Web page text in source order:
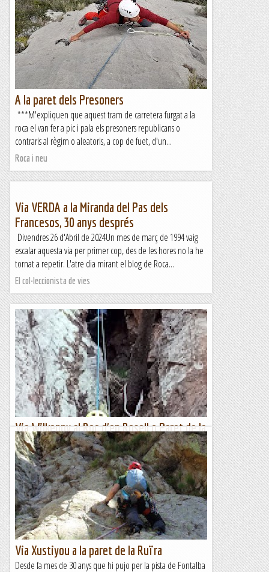
***Sort que els pioners del lloc just penjaven al cintu uns
tascons, claus i falques, i algun que altre friend. Segur que
amb els artefactes d'ara la cosa encara, si cap,...
Roca i neu
A la paret dels Presoners
***M'expliquen que aquest tram de carretera furgat a la
roca el van fer a pic i pala els presoners republicans o
contraris al règim o aleatoris, a cop de fuet, d'un...
Roca i neu
Via VERDA a la Miranda del Pas dels
Francesos, 30 anys després
Divendres 26 d'Abril de 2024Un mes de març de 1994 vaig
escalar aquesta via per primer cop, des de les hores no la he
tornat a repetir. L'atre dia mirant el blog de Roca...
El col·leccionista de vies
Via Wilkenny al Roc d'en Rosell o Paret de la
Ruïra
Avui em fet la primera repetició d'aquesta nova via. Quins
cullons i que valents que son per obrir aquests 300 metres a
ple estiu amb la que ens cau a sobre....
Les altres vies...
Via Xustiyou a la paret de la Ruïra
Desde fa mes de 30 anys que hi pujo per la pista de Fontalba